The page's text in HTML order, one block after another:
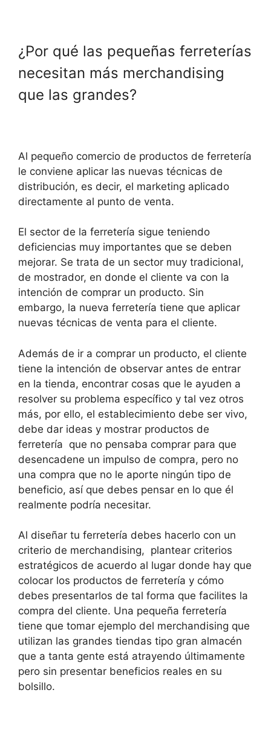
¿Por qué las pequeñas ferreterías
necesitan más merchandising
que las grandes?
Al pequeño comercio de productos de ferretería
le conviene aplicar las nuevas técnicas de
distribución, es decir, el marketing aplicado
directamente al punto de venta.
El sector de la ferretería sigue teniendo
deficiencias muy importantes que se deben
mejorar. Se trata de un sector muy tradicional,
de mostrador, en donde el cliente va con la
intención de comprar un producto. Sin
embargo, la nueva ferretería tiene que aplicar
nuevas técnicas de venta para el cliente.
Además de ir a comprar un producto, el cliente
tiene la intención de observar antes de entrar
en la tienda, encontrar cosas que le ayuden a
resolver su problema específico y tal vez otros
más, por ello, el establecimiento debe ser vivo,
debe dar ideas y mostrar productos de
ferretería que no pensaba comprar para que
desencadene un impulso de compra, pero no
una compra que no le aporte ningún tipo de
beneficio, así que debes pensar en lo que él
realmente podría necesitar.
Al diseñar tu ferretería debes hacerlo con un
criterio de merchandising, plantear criterios
estratégicos de acuerdo al lugar donde hay que
colocar los productos de ferretería y cómo
debes presentarlos de tal forma que facilites la
compra del cliente. Una pequeña ferretería
tiene que tomar ejemplo del merchandising que
utilizan las grandes tiendas tipo gran almacén
que a tanta gente está atrayendo últimamente
pero sin presentar beneficios reales en su
bolsillo.